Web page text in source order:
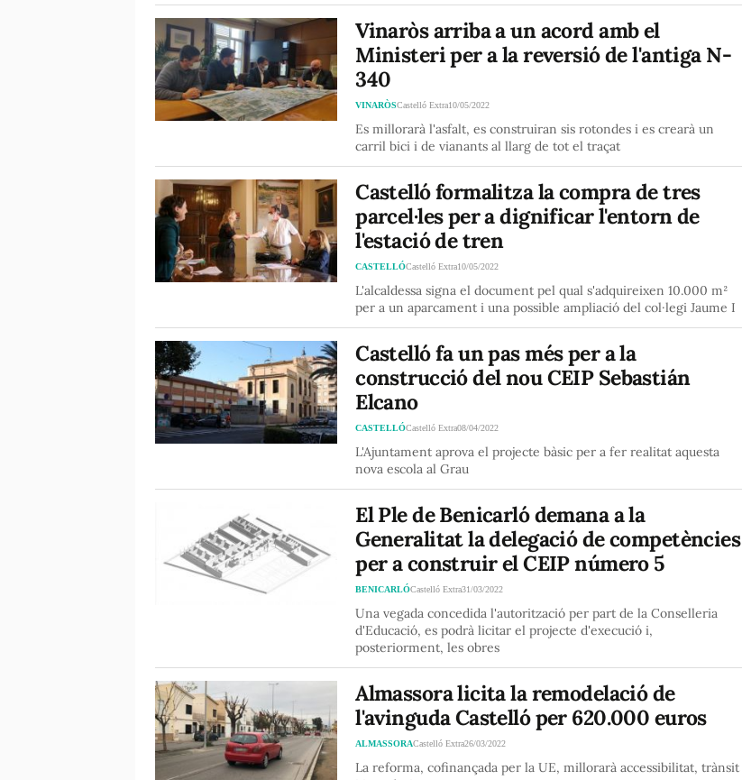
Vinaròs arriba a un acord amb el
Ministeri per a la reversió de l'antiga N-
340
VINARÒSCastelló Extra10/05/2022
Es millorarà l'asfalt, es construiran sis rotondes i es crearà un
carril bici i de vianants al llarg de tot el traçat
Castelló formalitza la compra de tres
parcel·les per a dignificar l'entorn de
l'estació de tren
CASTELLÓCastelló Extra10/05/2022
L'alcaldessa signa el document pel qual s'adquireixen 10.000 m²
per a un aparcament i una possible ampliació del col·legi Jaume I
Castelló fa un pas més per a la
construcció del nou CEIP Sebastián
Elcano
CASTELLÓCastelló Extra08/04/2022
L'Ajuntament aprova el projecte bàsic per a fer realitat aquesta
nova escola al Grau
El Ple de Benicarló demana a la
Generalitat la delegació de competències
per a construir el CEIP número 5
BENICARLÓCastelló Extra31/03/2022
Una vegada concedida l'autorització per part de la Conselleria
d'Educació, es podrà licitar el projecte d'execució i,
posteriorment, les obres
Almassora licita la remodelació de
l'avinguda Castelló per 620.000 euros
ALMASSORACastelló Extra26/03/2022
La reforma, cofinançada per la UE, millorarà accessibilitat, trànsit